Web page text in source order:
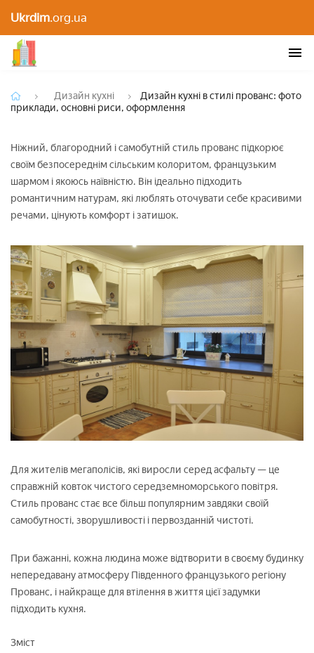
Ukrdim.org.ua
основні риси, оформлення
Дизайн кухні
Дизайн кухні в стилі прованс: фото
приклади, основні риси, оформлення
Ніжний, благородний і самобутній стиль прованс підкорює
своїм безпосереднім сільським колоритом, французьким
шармом і якоюсь наївністю. Він ідеально підходить
романтичним натурам, які люблять оточувати себе красивими
речами, цінують комфорт і затишок.
Для жителів мегаполісів, які виросли серед асфальту — це
справжній ковток чистого середземноморського повітря.
Стиль прованс стає все більш популярним завдяки своїй
самобутності, зворушливості і первозданній чистоті.
При бажанні, кожна людина може відтворити в своєму будинку
непередавану атмосферу Південного французького регіону
Прованс, і найкраще для втілення в життя цієї задумки
підходить кухня.
Зміст